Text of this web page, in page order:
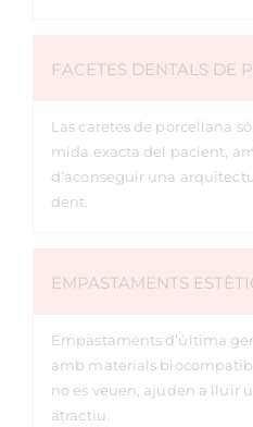
FACETES DENTALS DE
Las caretes de porcellana
mida exacta del pacient,
d’aconseguir una
dent.
EMPASTAMENTS
Empastaments d’última
amb materials
no es veuen, ajuden a lluir
atractiu.